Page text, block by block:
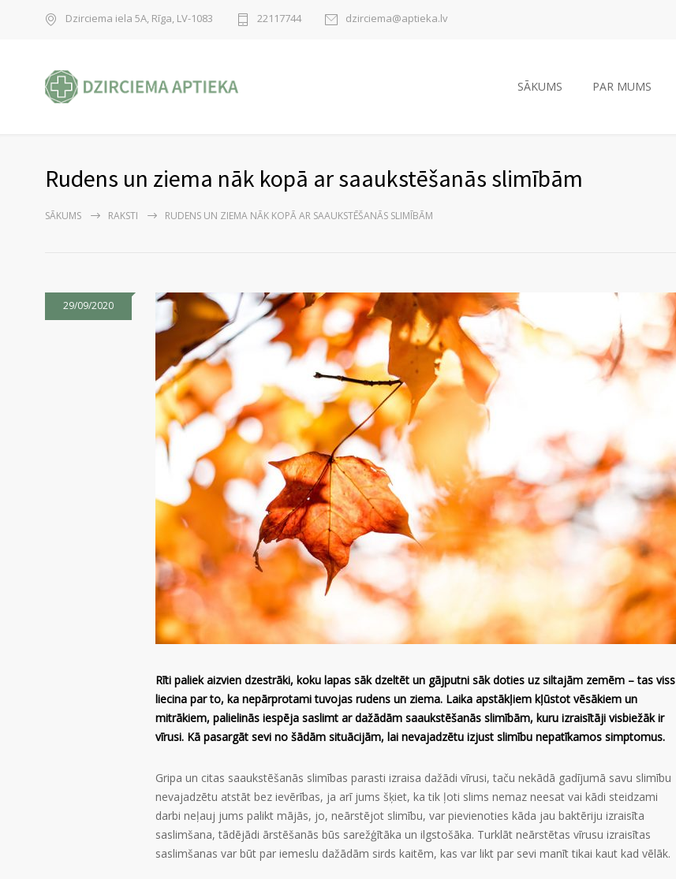
Dzirciema iela 5A, Rīga, LV-1083 22117744 dzirciema@aptieka.lv
SĀKUMS PAR MUMS
Rudens un ziema nāk kopā ar saaukstēšanās slimībām
SĀKUMS RAKSTI RUDENS UN ZIEMA NĀK KOPĀ AR SAAUKSTĒŠANĀS SLIMĪBĀM
29/09/2020
Rīti paliek aizvien dzestrāki, koku lapas sāk dzeltēt un gājputni sāk doties uz siltajām zemēm – tas viss
liecina par to, ka nepārprotami tuvojas rudens un ziema. Laika apstākļiem kļūstot vēsākiem un
mitrākiem, palielinās iespēja saslimt ar dažādām saaukstēšanās slimībām, kuru izraisītāji visbiežāk ir
vīrusi. Kā pasargāt sevi no šādām situācijām, lai nevajadzētu izjust slimību nepatīkamos simptomus.
Gripa un citas saaukstēšanās slimības parasti izraisa dažādi vīrusi, taču nekādā gadījumā savu slimību
nevajadzētu atstāt bez ievērības, ja arī jums šķiet, ka tik ļoti slims nemaz neesat vai kādi steidzami
darbi neļauj jums palikt mājās, jo, neārstējot slimību, var pievienoties kāda jau baktēriju izraisīta
saslimšana, tādējādi ārstēšanās būs sarežģītāka un ilgstošāka. Turklāt neārstētas vīrusu izraisītas
saslimšanas var būt par iemeslu dažādām sirds kaitēm, kas var likt par sevi manīt tikai kaut kad vēlāk.